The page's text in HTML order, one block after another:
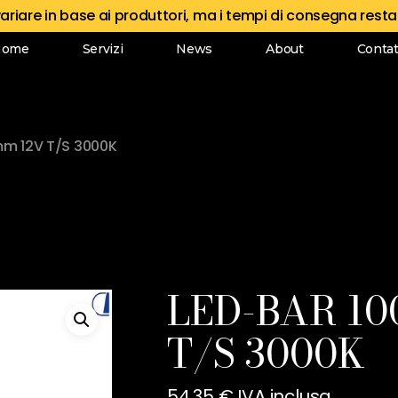
in base ai produttori, ma i tempi di consegna
Servizi News About
12V T/S 3000K
LED-BAR
T/S 3000K